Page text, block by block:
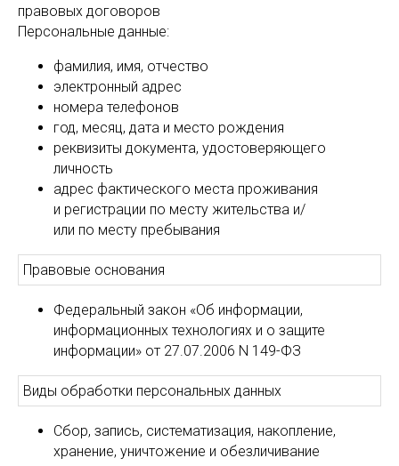
правовых договоров
Персональные данные:
фамилия, имя, отчество
электронный адрес
номера телефонов
год, месяц, дата и место рождения
реквизиты документа, удостоверяющего
личность
адрес фактического места проживания
и регистрации по месту жительства и/
или по месту пребывания
Правовые основания
Федеральный закон «Об информации,
информационных технологиях и о защите
информации» от 27.07.2006 N 149-ФЗ
Виды обработки персональных данных
Сбор, запись, систематизация, накопление,
хранение, уничтожение и обезличивание